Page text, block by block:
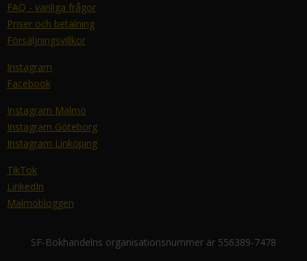
FAQ - vanliga frågor
Priser och betalning
Försäljningsvillkor
Instagram
Facebook
Instagram Malmö
Instagram Göteborg
Instagram Linköping
TikTok
LinkedIn
Malmöbloggen
SF-Bokhandelns organisationsnummer är 556389-7478